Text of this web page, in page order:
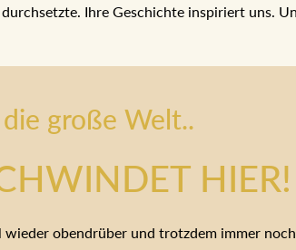
durchsetzte. Ihre Geschichte inspiriert uns.
große Welt..
HIER!
obendrüber und trotzdem immer noch